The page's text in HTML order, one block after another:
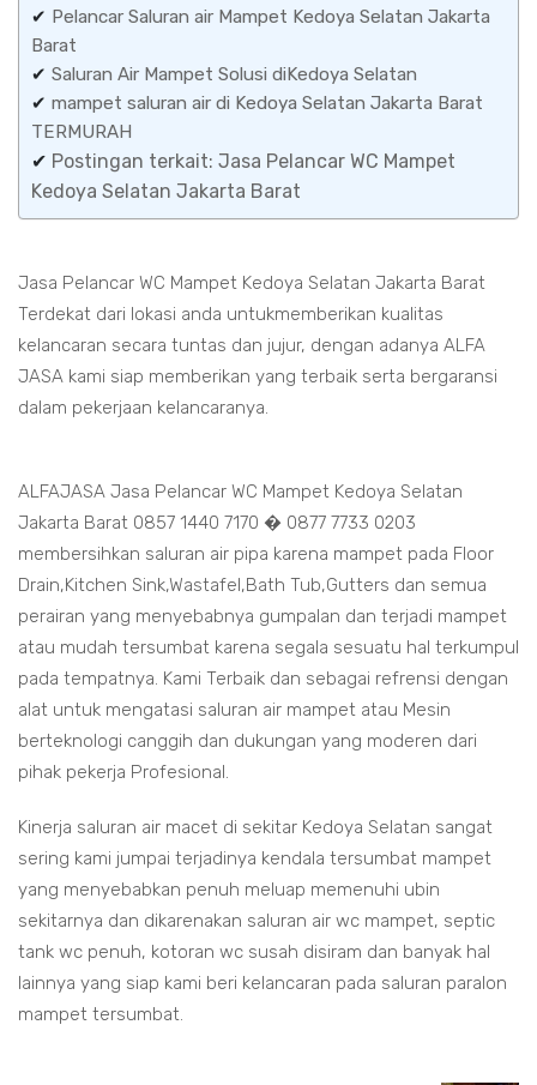
✔ Pelancar Saluran air Mampet Kedoya Selatan Jakarta
Barat
✔ Saluran Air Mampet Solusi diKedoya Selatan
✔ mampet saluran air di Kedoya Selatan Jakarta Barat
TERMURAH
✔ Postingan terkait: Jasa Pelancar WC Mampet
Kedoya Selatan Jakarta Barat
Jasa Pelancar WC Mampet Kedoya Selatan Jakarta Barat
Terdekat dari lokasi anda untukmemberikan kualitas
kelancaran secara tuntas dan jujur, dengan adanya ALFA
JASA kami siap memberikan yang terbaik serta bergaransi
dalam pekerjaan kelancaranya.
ALFAJASA Jasa Pelancar WC Mampet Kedoya Selatan
Jakarta Barat 0857 1440 7170 � 0877 7733 0203
membersihkan saluran air pipa karena mampet pada Floor
Drain,Kitchen Sink,Wastafel,Bath Tub,Gutters dan semua
perairan yang menyebabnya gumpalan dan terjadi mampet
atau mudah tersumbat karena segala sesuatu hal terkumpul
pada tempatnya. Kami Terbaik dan sebagai refrensi dengan
alat untuk mengatasi saluran air mampet atau Mesin
berteknologi canggih dan dukungan yang moderen dari
pihak pekerja Profesional.
Kinerja saluran air macet di sekitar Kedoya Selatan sangat
sering kami jumpai terjadinya kendala tersumbat mampet
yang menyebabkan penuh meluap memenuhi ubin
sekitarnya dan dikarenakan saluran air wc mampet, septic
tank wc penuh, kotoran wc susah disiram dan banyak hal
lainnya yang siap kami beri kelancaran pada saluran paralon
mampet tersumbat.